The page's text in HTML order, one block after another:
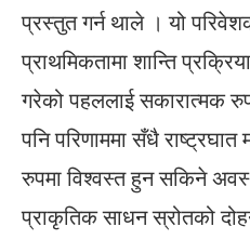
प्रस्तुत गर्न थाले । यो
प्राथमिकतामा शान्ति
गरेको पहललाई सकारात्मक
पनि परिणाममा सँधै राष्ट्रघात
रुपमा विश्वस्त हुन सकिने
प्राकृतिक साधन स्रोतको